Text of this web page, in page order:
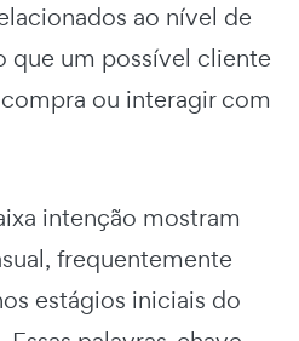
ao nível de
que um possível cliente
ou interagir com
intenção mostram
frequentemente
estágios iniciais do